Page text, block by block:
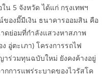
5 จังหวัด ได้แก่ กรุงเทพฯ
องมี๊มีเงิน ธนาคารออมสิน คือ
ดย่อมที่กำลังแสวงหาสภาพ
อู่ตะเภา) โครงการรถไฟ
ร่วมทุนฉบับใหม่ ยังคงค้างอยู่
กการแพร่ระบาดของไวรัสโค